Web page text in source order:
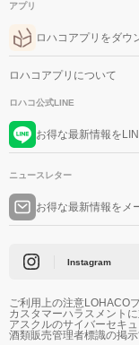
アプリ
ロハコアプリをダウ
ロハコアプリについて
ロハコ公式LINE
お得な最新情報を
ニュースレター
お得な最新情報をメ
Instagram
ご利用上の注意LOHACO
カスタマーハラスメント
アスクルのサイバーセキ
酒類販売管理者標識の掲示